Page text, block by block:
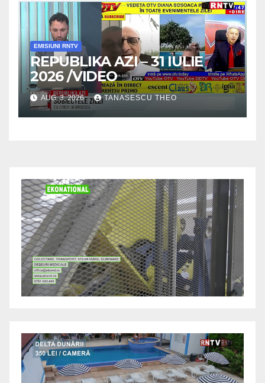
EMISIUNI RNTV
REPUBLIKA AZI – 31 IULIE
2026 /VIDEO
AUG. 3, 2026 TANASESCU THEO